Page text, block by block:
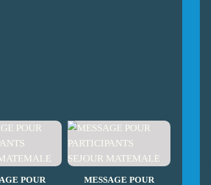
POUR
MESSAGE POUR